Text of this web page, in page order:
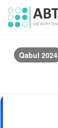
Qabul 2024